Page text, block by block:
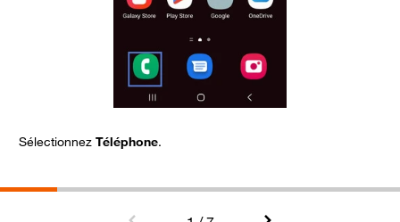
Sélectionnez Téléphone.